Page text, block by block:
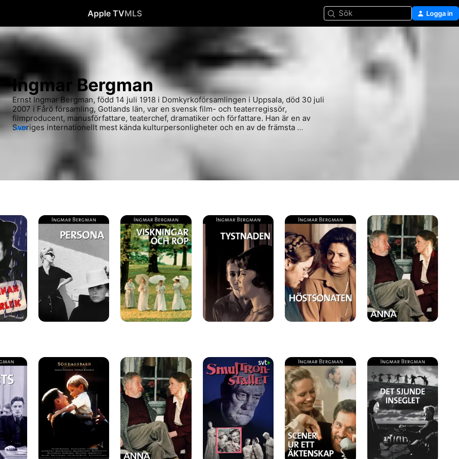
Apple TVMLS Sök Logga in
Ingmar Bergman
Ernst Ingmar Bergman, född 14 juli 1918 i Domkyrkoförsamlingen i Uppsala, död 30 juli
2007 i Fårö församling, Gotlands län, var en svensk film- och teaterregissör,
filmproducent, manusförfattare, teaterchef, dramatiker och författare. Han är en av
Sveriges internationellt mest kända kulturpersonligheter och en av de främsta
MER
Persona
Viskningar
och
rop
Tystnaden Höstsonaten Saraband
Söndagsbarn Saraband Smultronstället
Scener
ur
ett
äktenskap
Det
inseglet